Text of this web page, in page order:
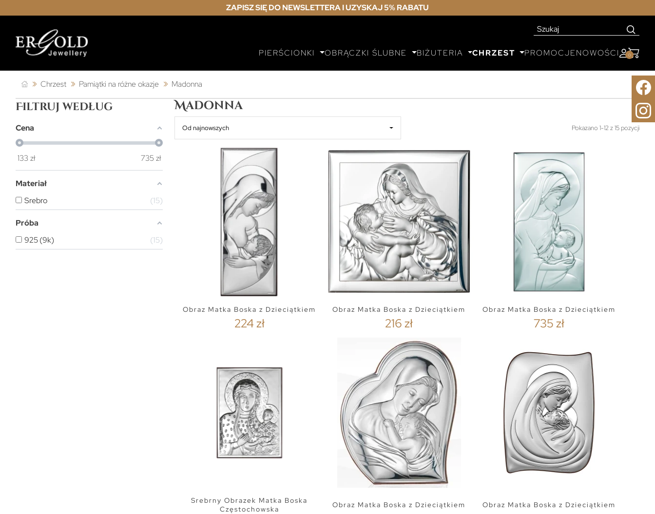
ZAPISZ SIĘ DO NEWSLETTERA I UZYSKAJ 5% RABATU
PIERŚCIONKI OBRĄCZKI ŚLUBNE BIŻUTERIA CHRZEST PROMOCJENOWOŚCI 0
Chrzest Pamiątki na różne okazje Madonna
Filtruj według
Cena
133 zł 735 zł
Materiał
Srebro
15
Próba
925 (9k)
15
Madonna
Od najnowszych Pokazano 1-12 z 15 pozycji
Obraz Matka Boska z Dzieciątkiem
224 zł
Obraz Matka Boska z Dzieciątkiem
216 zł
Obraz Matka Boska z Dzieciątkiem
735 zł
Srebrny Obrazek Matka Boska
Częstochowska
Obraz Matka Boska z Dzieciątkiem Obraz Matka Boska z Dzieciątkiem